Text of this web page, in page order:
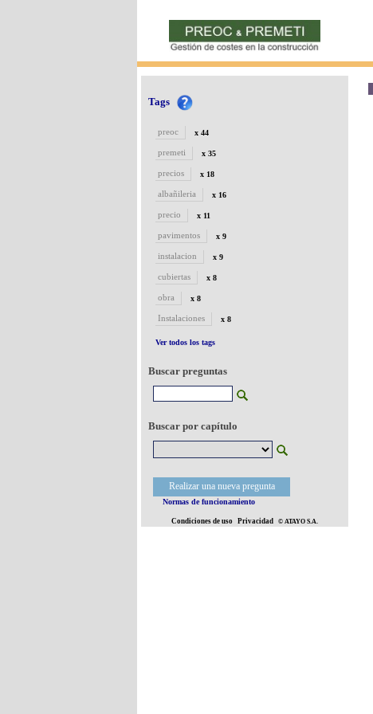
Tags
preoc x 44
premeti x 35
precios x 18
albañileria x 16
precio x 11
pavimentos x 9
instalacion x 9
cubiertas x 8
obra x 8
Instalaciones x 8
Ver todos los tags
Buscar preguntas
Buscar por capítulo
Realizar una nueva pregunta
Normas de funcionamiento
Condiciones de uso Privacidad © ATAYO S.A.